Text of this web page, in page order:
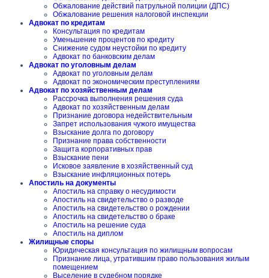
Обжалование действий патрульной полиции (ДПС)
Обжалование решения налоговой инспекции
Адвокат по кредитам
Консультация по кредитам
Уменьшение процентов по кредиту
Снижение судом неустойки по кредиту
Адвокат по банковским делам
Адвокат по уголовным делам
Адвокат по уголовным делам
Адвокат по экономическим преступлениям
Адвокат по хозяйственным делам
Рассрочка выполнения решения суда
Адвокат по хозяйственным делам
Признание договора недействительным
Запрет использования чужого имущества
Взыскание долга по договору
Признание права собственности
Защита корпоративных прав
Взыскание пени
Исковое заявление в хозяйственный суд
Взыскание инфляционных потерь
Апостиль на документы
Апостиль на справку о несудимости
Апостиль на свидетельство о разводе
Апостиль на свидетельство о рождении
Апостиль на свидетельство о браке
Апостиль на решение суда
Апостиль на диплом
Жилищные споры
Юридическая консультация по жилищным вопросам
Признание лица, утратившим право пользования жилым
помещением
Выселение в судебном порядке